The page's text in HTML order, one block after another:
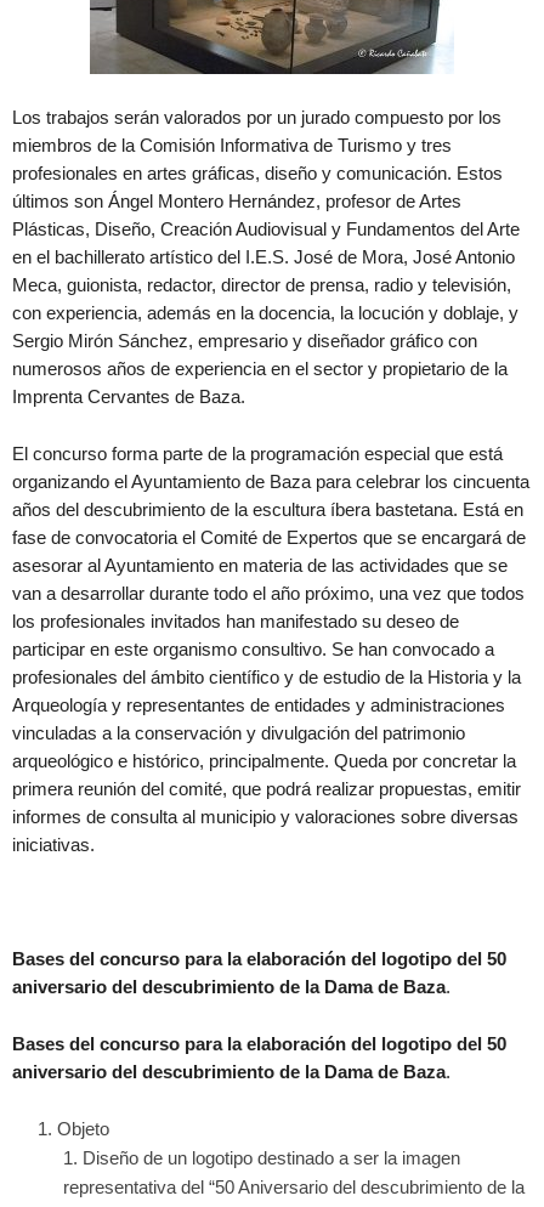
Los trabajos serán valorados por un jurado compuesto por los
miembros de la Comisión Informativa de Turismo y tres
profesionales en artes gráficas, diseño y comunicación. Estos
últimos son Ángel Montero Hernández, profesor de Artes
Plásticas, Diseño, Creación Audiovisual y Fundamentos del Arte
en el bachillerato artístico del I.E.S. José de Mora, José Antonio
Meca, guionista, redactor, director de prensa, radio y televisión,
con experiencia, además en la docencia, la locución y doblaje, y
Sergio Mirón Sánchez, empresario y diseñador gráfico con
numerosos años de experiencia en el sector y propietario de la
Imprenta Cervantes de Baza.
El concurso forma parte de la programación especial que está
organizando el Ayuntamiento de Baza para celebrar los cincuenta
años del descubrimiento de la escultura íbera bastetana. Está en
fase de convocatoria el Comité de Expertos que se encargará de
asesorar al Ayuntamiento en materia de las actividades que se
van a desarrollar durante todo el año próximo, una vez que todos
los profesionales invitados han manifestado su deseo de
participar en este organismo consultivo. Se han convocado a
profesionales del ámbito científico y de estudio de la Historia y la
Arqueología y representantes de entidades y administraciones
vinculadas a la conservación y divulgación del patrimonio
arqueológico e histórico, principalmente. Queda por concretar la
primera reunión del comité, que podrá realizar propuestas, emitir
informes de consulta al municipio y valoraciones sobre diversas
iniciativas.
Bases del concurso para la elaboración del logotipo del 50
aniversario del descubrimiento de la Dama de Baza.
Bases del concurso para la elaboración del logotipo del 50
aniversario del descubrimiento de la Dama de Baza.
Objeto
Diseño de un logotipo destinado a ser la imagen
representativa del “50 Aniversario del descubrimiento de la